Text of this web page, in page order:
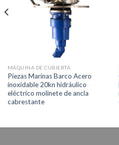
MÁQUINA DE CUBIERTA
Piezas Marinas Barco Acero
inoxidable 20kn hidráulico
eléctrico molinete de ancla
cabrestante